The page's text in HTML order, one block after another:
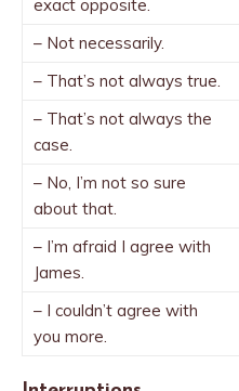
exact opposite.
– Not necessarily.
– That’s not always true.
– That’s not always the
case.
– No, I’m not so sure
about that.
– I’m afraid I agree with
James.
– I couldn’t agree with
you more.